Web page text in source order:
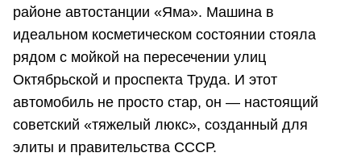
районе автостанции «Яма». Машина в
идеальном косметическом состоянии стояла
рядом с мойкой на пересечении улиц
Октябрьской и проспекта Труда. И этот
автомобиль не просто стар, он — настоящий
советский «тяжелый люкс», созданный для
элиты и правительства СССР.